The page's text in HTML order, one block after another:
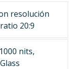
resolución
20:9
nits,